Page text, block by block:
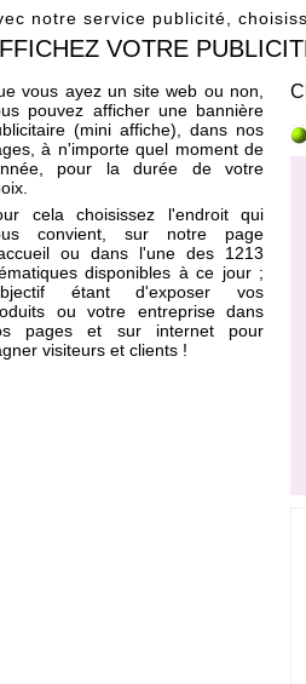
notre service publicité,
VOTRE
vous ayez un site web ou non,
pouvez afficher une bannière
(mini affiche), dans nos
à n'importe quel moment de
pour la durée de votre
cela choisissez l'endroit qui
convient, sur notre page
ou dans l'une des 1213
disponibles à ce jour ;
étant d'exposer vos
ou votre entreprise dans
pages et sur internet pour
visiteurs et clients !